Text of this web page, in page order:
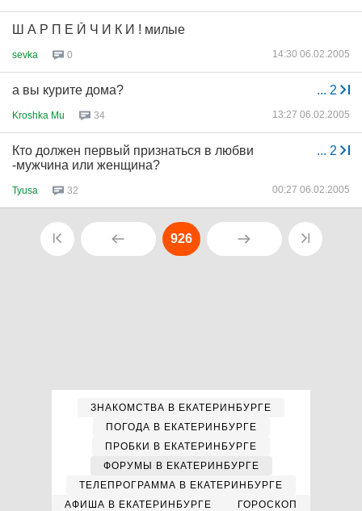
Ш А Р П Е Й Ч И К И ! милые
sevka 0 14:30 06.02.2005
... 2
а вы курите дома?
Kroshka Mu 34 13:27 06.02.2005
... 2
Кто должен первый признаться в любви
-мужчина или женщина?
Tyusa 32 00:27 06.02.2005
926
ЗНАКОМСТВА В ЕКАТЕРИНБУРГЕ
ПОГОДА В ЕКАТЕРИНБУРГЕ
ПРОБКИ В ЕКАТЕРИНБУРГЕ
ФОРУМЫ В ЕКАТЕРИНБУРГЕ
ТЕЛЕПРОГРАММА В ЕКАТЕРИНБУРГЕ
АФИША В ЕКАТЕРИНБУРГЕ
ГОРОСКОП